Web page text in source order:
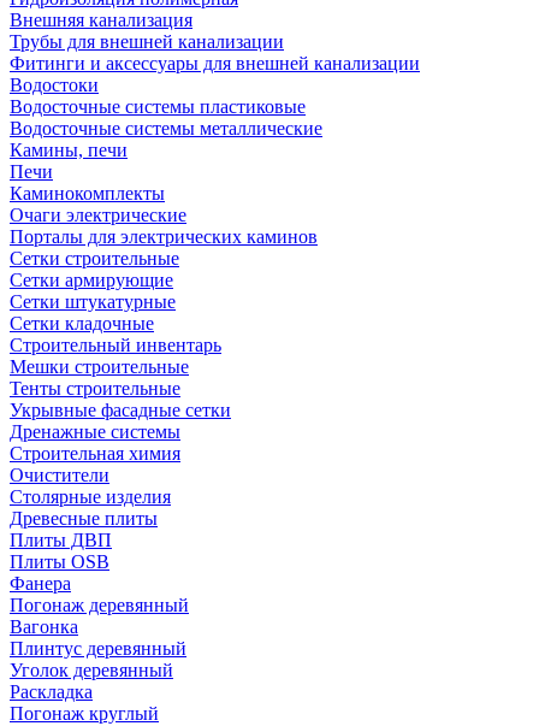
Внешняя канализация
Трубы для внешней канализации
Фитинги и аксессуары для внешней канализации
Водостоки
Водосточные системы пластиковые
Водосточные системы металлические
Камины, печи
Печи
Каминокомплекты
Очаги электрические
Порталы для электрических каминов
Сетки строительные
Сетки армирующие
Сетки штукатурные
Сетки кладочные
Строительный инвентарь
Мешки строительные
Тенты строительные
Укрывные фасадные сетки
Дренажные системы
Строительная химия
Очистители
Столярные изделия
Древесные плиты
Плиты ДВП
Плиты OSB
Фанера
Погонаж деревянный
Вагонка
Плинтус деревянный
Уголок деревянный
Раскладка
Погонаж круглый